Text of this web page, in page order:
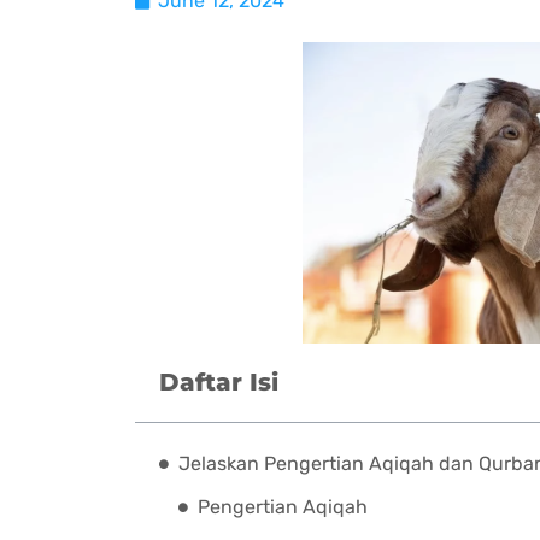
Daftar Isi
Jelaskan Pengertian Aqiqah dan
Pengertian Aqiqah